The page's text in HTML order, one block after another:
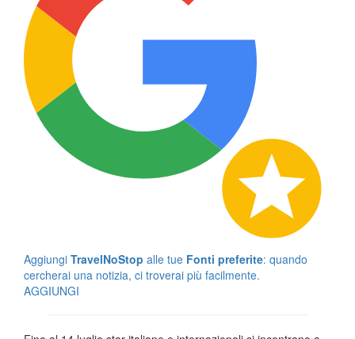
Aggiungi TravelNoStop alle tue Fonti preferite: quando
cercherai una notizia, ci troverai più facilmente.
AGGIUNGI